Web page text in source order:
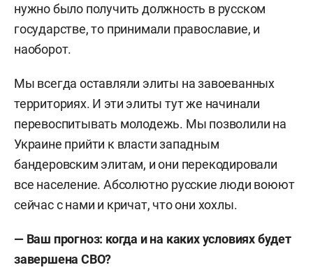
нужно было получить должность в русском
государстве, то принимали православие, и
наоборот.
Мы всегда оставляли элиты на завоеванных
территориях. И эти элиты тут же начинали
перевоспитывать молодежь. Мы позволили на
Украине прийти к власти западным
бандеровским элитам, и они перекодировали
все население. Абсолютно русские люди воюют
сейчас с нами и кричат, что они хохлы.
— Ваш прогноз: когда и на каких условиях будет
завершена СВО?